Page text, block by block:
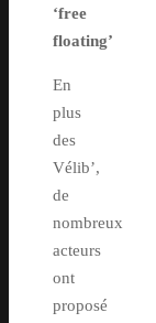
‘free
floating’
En
plus
des
Vélib’,
de
nombreux
acteurs
ont
proposé